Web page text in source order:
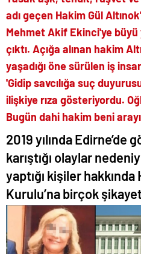
adı geçen Hakim Gül
Mehmet Akif Ekinci'ye
çıktı. Açığa alınan hakim
yaşadığı öne sürülen iş
'Gidip savcılığa suç
ilişkiye rıza gösteriyordu.
Bugün dahi hakim beni
2019 yılında Edirne’de
karıştığı olaylar
yaptığı kişiler
Kurulu’na birçok şikayet